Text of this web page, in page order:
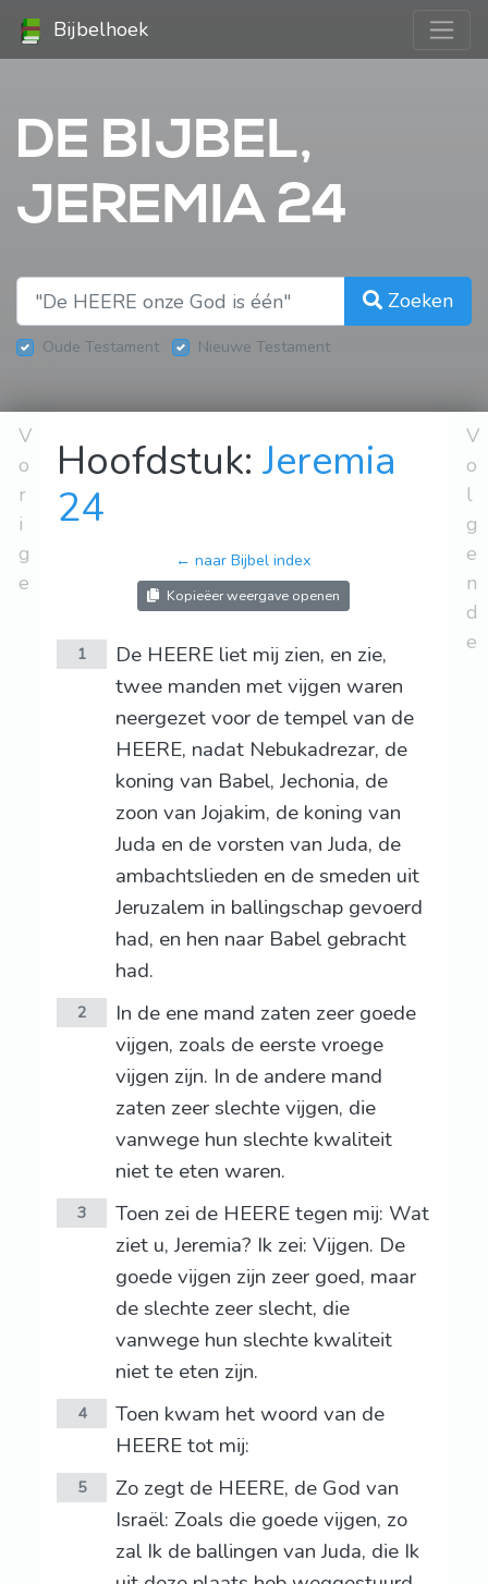
Bijbelhoek
DE BIJBEL,
JEREMIA 24
Zoeken
Oude Testament Nieuwe Testament
V
o
r
i
g
e
Hoofdstuk:Jeremia
24
← naar Bijbel index
Kopieëer weergave openen
1
De HEERE liet mij zien, en zie,
twee manden met vijgen waren
neergezet voor de tempel van de
HEERE, nadat Nebukadrezar, de
koning van Babel, Jechonia, de
zoon van Jojakim, de koning van
Juda en de vorsten van Juda, de
ambachtslieden en de smeden uit
Jeruzalem in ballingschap gevoerd
had, en hen naar Babel gebracht
had.
2
In de ene mand zaten zeer goede
vijgen, zoals de eerste vroege
vijgen zijn. In de andere mand
zaten zeer slechte vijgen, die
vanwege hun slechte kwaliteit
niet te eten waren.
3
Toen zei de HEERE tegen mij: Wat
ziet u, Jeremia? Ik zei: Vijgen. De
goede vijgen zijn zeer goed, maar
de slechte zeer slecht, die
vanwege hun slechte kwaliteit
niet te eten zijn.
4
Toen kwam het woord van de
HEERE tot mij:
5
Zo zegt de HEERE, de God van
Israël: Zoals die goede vijgen, zo
zal Ik de ballingen van Juda, die Ik
V
o
l
g
e
n
d
e